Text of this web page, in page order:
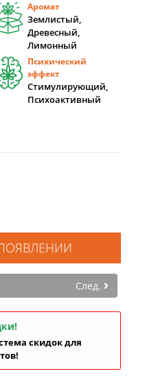
Аромат
Землистый,
Древесный,
Лимонный
Психический
эффект
Стимулирующий,
Психоактивный
След.
скидок для